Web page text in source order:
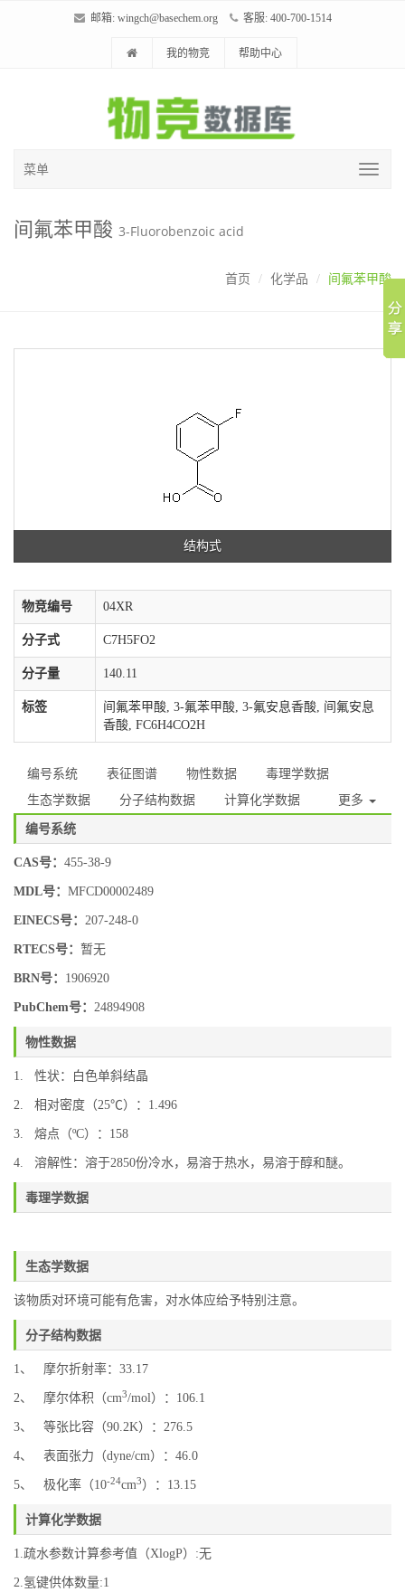
邮箱: wingch@basechem.org 客服: 400-700-1514
我的物竞 帮助中心
菜单
间氟苯甲酸 3-Fluorobenzoic acid
首页 化学品 间氟苯甲酸
结构式
物竞编号 04XR
分子式 C7H5FO2
分子量 140.11
标签
间氟苯甲酸, 3-氟苯甲酸, 3-氟安息香酸, 间氟安息
香酸, FC6H4CO2H
编号系统 表征图谱 物性数据
毒理学数据
生态学数据
分子结构数据 计算化学数据 更多
编号系统
CAS号： 455-38-9
MDL号： MFCD00002489
EINECS号： 207-248-0
RTECS号： 暂无
BRN号： 1906920
PubChem号： 24894908
物性数据
1. 性状：白色单斜结晶
2. 相对密度（25℃）：1.496
3. 熔点（ºC）：158
4. 溶解性：溶于2850份冷水，易溶于热水，易溶于醇和醚。
毒理学数据
生态学数据
该物质对环境可能有危害，对水体应给予特别注意。
分子结构数据
1、 摩尔折射率：33.17
2、 摩尔体积（cm3/mol）：106.1
3、 等张比容（90.2K）：276.5
4、 表面张力（dyne/cm）：46.0
5、 极化率（10-24cm3）：13.15
计算化学数据
1.疏水参数计算参考值（XlogP）:无
2.氢键供体数量:1